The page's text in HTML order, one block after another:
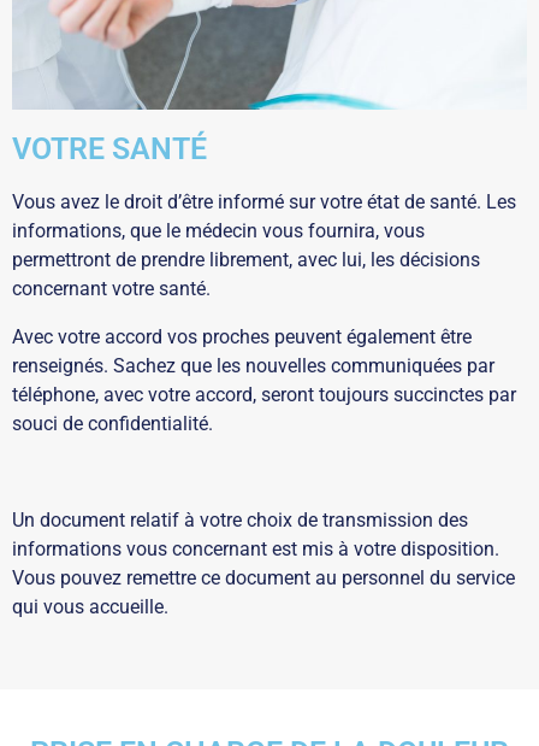
VOTRE SANTÉ
Vous avez le droit d’être informé sur votre état de santé. Les
informations, que le médecin vous fournira, vous
permettront de prendre librement, avec lui, les décisions
concernant votre santé.
Avec votre accord vos proches peuvent également être
renseignés. Sachez que les nouvelles communiquées par
téléphone, avec votre accord, seront toujours succinctes par
souci de confidentialité.
Un document relatif à votre choix de transmission des
informations vous concernant est mis à votre disposition.
Vous pouvez remettre ce document au personnel du service
qui vous accueille.